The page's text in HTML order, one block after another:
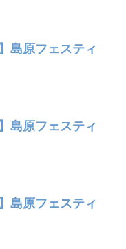
島原フェスティ
島原フェスティ
島原フェスティ